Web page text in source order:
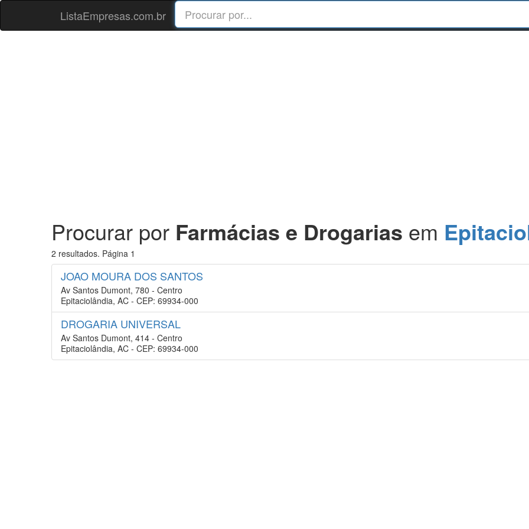
ListaEmpresas.com.br
Procurar por Farmácias e Drogarias em
2 resultados. Página 1
JOAO MOURA DOS SANTOS
Av Santos Dumont, 780 - Centro
Epitaciolândia, AC - CEP: 69934-000
DROGARIA UNIVERSAL
Av Santos Dumont, 414 - Centro
Epitaciolândia, AC - CEP: 69934-000